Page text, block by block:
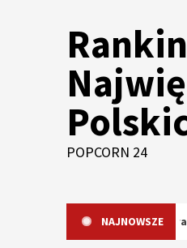
POPCORN 24
NAJNOWSZE
warto odkrywać własny